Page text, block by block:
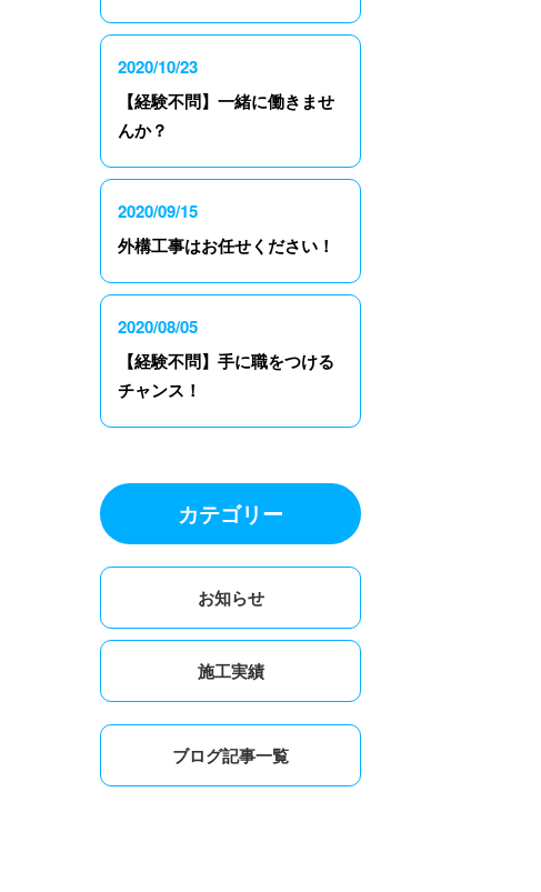
2020/10/23
【経験不問】一緒に働きませ
んか？
2020/09/15
外構工事はお任せください！
2020/08/05
【経験不問】手に職をつける
チャンス！
カテゴリー
お知らせ
施工実績
ブログ記事一覧